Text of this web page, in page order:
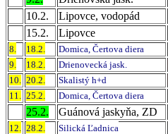
10.2. Lipovce, vodopád
15.2. Lipovce
8. 18.2. Domica, Čertova diera
9.
18.2. Drienovecká jask.
10.
20.2. Skalistý h+d
11.
25.2. Domica, Čertova diera
25.2. Guánová jaskyňa, ZD
12. 28.2. Silická Ľadnica